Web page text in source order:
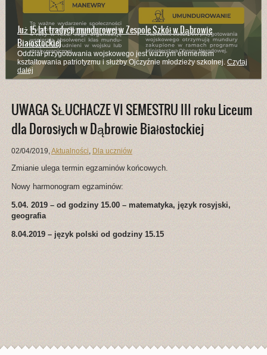
Już 15 lat tradycji mundurowej w Zespole Szkół w Dąbrowie
Białostockiej
Oddział przygotowania wojskowego jest ważnym elementem
kształtowania patriotyzmu i służby Ojczyźnie młodzieży szkolnej. Czytaj
dalej
UWAGA SŁUCHACZE VI SEMESTRU III roku Liceum
dla Dorosłych w Dąbrowie Białostockiej
02/04/2019,Aktualności, Dla uczniów
Zmianie ulega termin egzaminów końcowych.
Nowy harmonogram egzaminów:
5.04. 2019 – od godziny 15.00 – matematyka, język rosyjski,
geografia
8.04.2019 – język polski od godziny 15.15